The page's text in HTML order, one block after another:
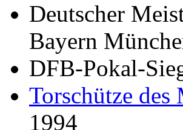
Deutscher
Bayern
DFB-Pokal-
Torschütze des
1994